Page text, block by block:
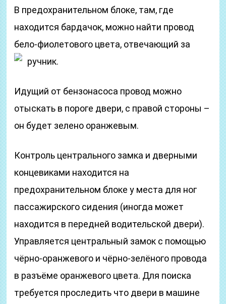
В предохранительном блоке, там, где
находится бардачок, можно найти провод
бело-фиолетового цвета, отвечающий за
ручник.
Идущий от бензонасоса провод можно
отыскать в пороге двери, с правой стороны –
он будет зелено оранжевым.
Контроль центрального замка и дверными
концевиками находится на
предохранительном блоке у места для ног
пассажирского сидения (иногда может
находится в передней водительской двери).
Управляется центральный замок с помощью
чёрно-оранжевого и чёрно-зелёного провода
в разъёме оранжевого цвета. Для поиска
требуется проследить что двери в машине